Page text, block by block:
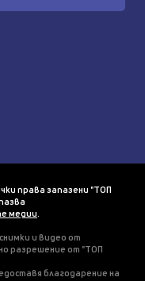
права запазени "ТОП
медии
и видео от
разрешение от "ТОП
благодарение на